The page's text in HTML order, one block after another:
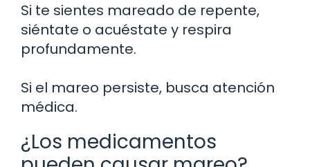
Si te sientes mareado de repente,
siéntate o acuéstate y respira
profundamente.
Si el mareo persiste, busca atención
médica.
¿Los medicamentos